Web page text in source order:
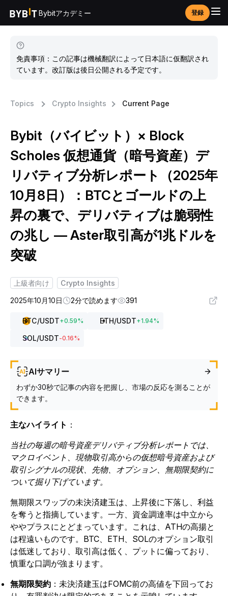
Bybitアカデミー 登録
免責事項：この記事は機械翻訳によって日本語に仮翻訳され
ています。改訂版は後日公開される予定です。
Topics Crypto Insights Current Page
Bybit（バイビット）× Block
Scholes 仮想通貨（暗号資産）デ
リバティブ分析レポート（2025年
10月8日）：BTCとゴールドの上
昇の裏で、デリバティブは脆弱性
の兆し ― Aster取引高が1兆ドルを
突破
上級者向け
Crypto Insights
2025年10月10日
2分で読めます 391
BTC/USDT+0.59% ETH/USDT+1.94%
SOL/USDT-0.16%
AIサマリー
わずか30秒で記事の内容を把握し、市場の反応を測ることが
できます。
主なハイライト ：
当社の毎週の暗号資産デリバティブ分析レポートでは、
マクロイベント、現物取引高からの仮想暗号資産および
取引シグナルの現状、先物、オプション、無期限契約に
ついて掘り下げています。
無期限スワップの未決済建玉は、上昇後に下落し、利益
を奪うと指摘しています。一方、資金調達率は中立から
ややプラスにとどまっています。これは、ATHの高揚と
は程遠いものです。BTC、ETH、SOLのオプション取引
は低迷しており、取引高は低く、プットに偏っており、
慎重な口調が強まります。
無期限契約 ：未決済建玉はFOMC前の高値を下回ってお